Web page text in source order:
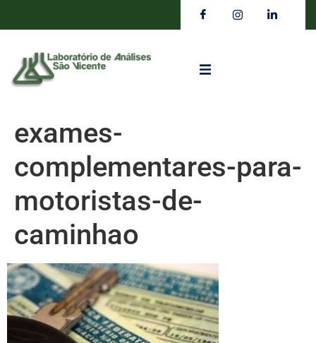
exames-
complementares-para-
motoristas-de-
caminhao